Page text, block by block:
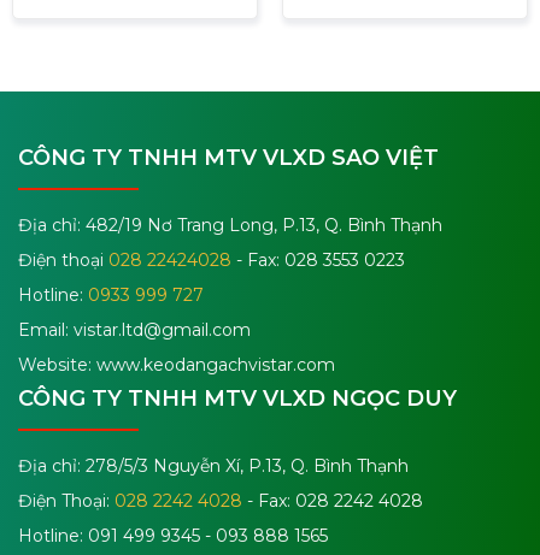
CÔNG TY TNHH MTV VLXD SAO VIỆT
Địa chỉ: 482/19 Nơ Trang Long, P.13, Q. Bình Thạnh
Điện thoại 028 22424028 - Fax: 028 3553 0223
Hotline: 0933 999 727
Email: vistar.ltd@gmail.com
Website: www.keodangachvistar.com
CÔNG TY TNHH MTV VLXD NGỌC DUY
Địa chỉ: 278/5/3 Nguyễn Xí, P.13, Q. Bình Thạnh
Điện Thoại: 028 2242 4028 - Fax: 028 2242 4028
Hotline: 091 499 9345 - 093 888 1565